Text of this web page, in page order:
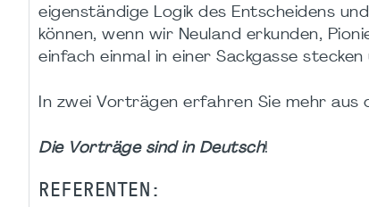
eigenständige Logik des Entscheidens
können, wenn wir Neuland erkunden,
einfach einmal in einer Sackgasse
In zwei Vorträgen erfahren Sie mehr aus
Die Vorträge sind in Deutsch!
REFERENTEN: